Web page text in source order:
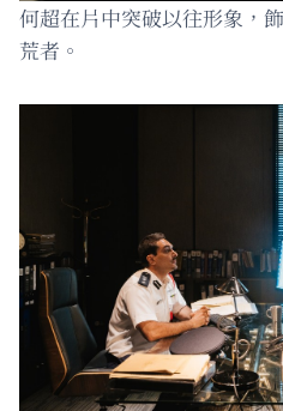
何超在片中突破以往形象，
荒者。